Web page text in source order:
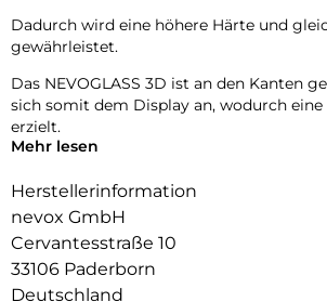
Dadurch wird eine höhere Härte und
gewährleistet.
Das NEVOGLASS 3D ist an den Kanten
sich somit dem Display an, wodurch eine
erzielt.
zuverlässig geschützt.
Glasdicke – 0.33mm
Eckenradius – 2.5D
Material Art Crystal Klar
Mehr lesen
Herstellerinformation
nevox GmbH
Cervantesstraße 10
33106 Paderborn
Deutschland